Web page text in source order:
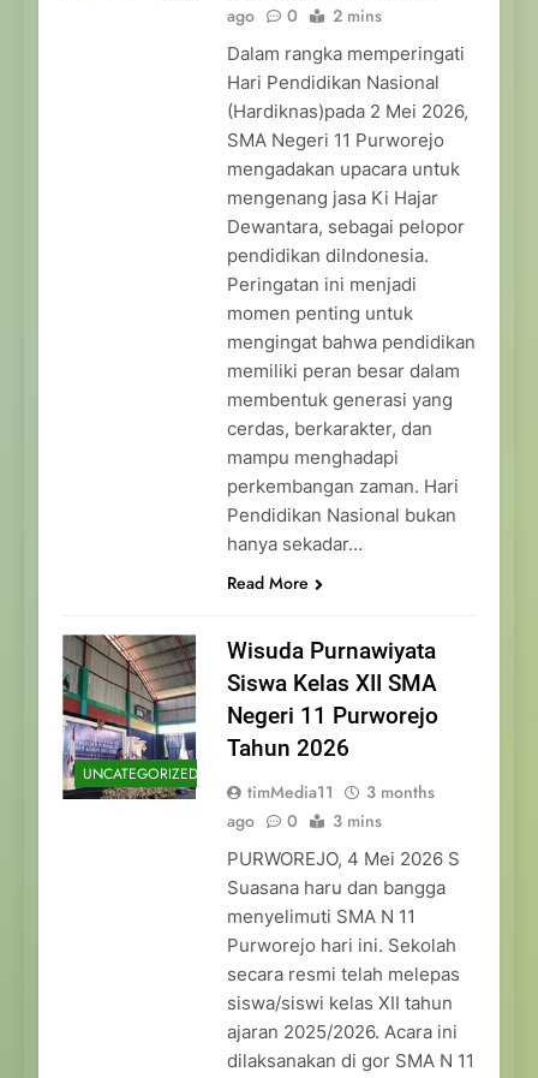
ago
0 2 mins
Dalam rangka memperingati
Hari Pendidikan Nasional
(Hardiknas)pada 2 Mei 2026,
SMA Negeri 11 Purworejo
mengadakan upacara untuk
mengenang jasa Ki Hajar
Dewantara, sebagai pelopor
pendidikan diIndonesia.
Peringatan ini menjadi
momen penting untuk
mengingat bahwa pendidikan
memiliki peran besar dalam
membentuk generasi yang
cerdas, berkarakter, dan
mampu menghadapi
perkembangan zaman. Hari
Pendidikan Nasional bukan
hanya sekadar…
Read More
UNCATEGORIZED
Wisuda Purnawiyata
Siswa Kelas XII SMA
Negeri 11 Purworejo
Tahun 2026
timMedia11
3 months
ago
0 3 mins
PURWOREJO, 4 Mei 2026 S
Suasana haru dan bangga
menyelimuti SMA N 11
Purworejo hari ini. Sekolah
secara resmi telah melepas
siswa/siswi kelas XII tahun
ajaran 2025/2026. Acara ini
dilaksanakan di gor SMA N 11